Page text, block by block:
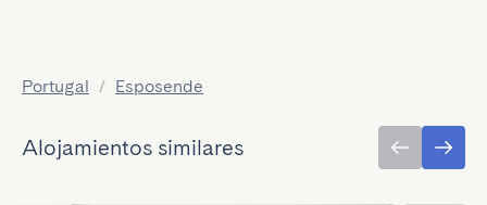
Portugal / Esposende
Alojamientos similares